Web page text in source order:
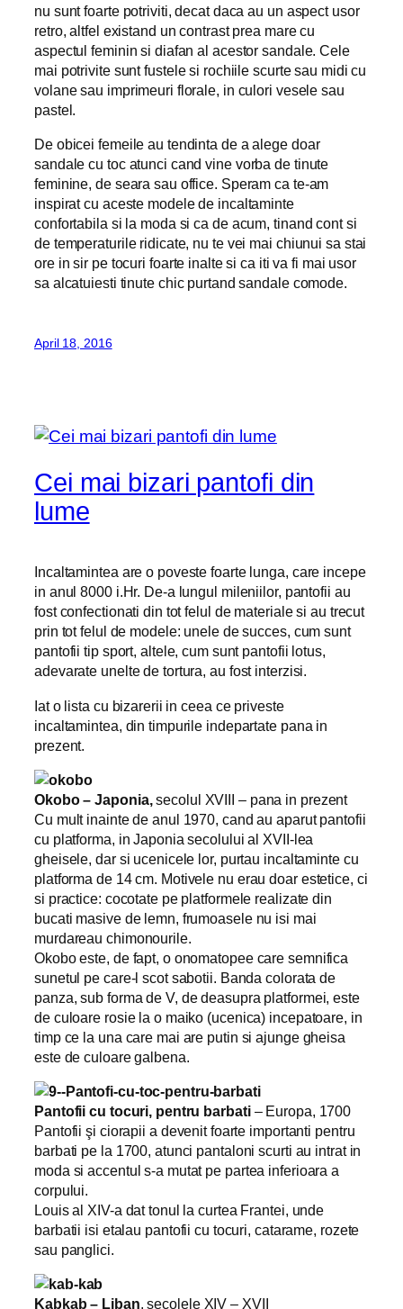
nu sunt foarte potriviti, decat daca au un aspect usor
retro, altfel existand un contrast prea mare cu
aspectul feminin si diafan al acestor sandale. Cele
mai potrivite sunt fustele si rochiile scurte sau midi cu
volane sau imprimeuri florale, in culori vesele sau
pastel.
De obicei femeile au tendinta de a alege doar
sandale cu toc atunci cand vine vorba de tinute
feminine, de seara sau office. Speram ca te-am
inspirat cu aceste modele de incaltaminte
confortabila si la moda si ca de acum, tinand cont si
de temperaturile ridicate, nu te vei mai chiunui sa stai
ore in sir pe tocuri foarte inalte si ca iti va fi mai usor
sa alcatuiesti tinute chic purtand sandale comode.
April 18, 2016
Cei mai bizari pantofi din
lume
Incaltamintea are o poveste foarte lunga, care incepe
in anul 8000 i.Hr. De-a lungul mileniilor, pantofii au
fost confectionati din tot felul de materiale si au trecut
prin tot felul de modele: unele de succes, cum sunt
pantofii tip sport, altele, cum sunt pantofii lotus,
adevarate unelte de tortura, au fost interzisi.
Iat o lista cu bizarerii in ceea ce priveste
incaltamintea, din timpurile indepartate pana in
prezent.
Okobo – Japonia,secolul XVIII – pana in prezent
Cu mult inainte de anul 1970, cand au aparut pantofii
cu platforma, in Japonia secolului al XVII-lea
gheisele, dar si ucenicele lor, purtau incaltaminte cu
platforma de 14 cm. Motivele nu erau doar estetice, ci
si practice: cocotate pe platformele realizate din
bucati masive de lemn, frumoasele nu isi mai
murdareau chimonourile.
Okobo este, de fapt, o onomatopee care semnifica
sunetul pe care-l scot sabotii. Banda colorata de
panza, sub forma de V, de deasupra platformei, este
de culoare rosie la o maiko (ucenica) incepatoare, in
timp ce la una care mai are putin si ajunge gheisa
este de culoare galbena.
Pantofii cu tocuri, pentru barbati– Europa, 1700
Pantofii şi ciorapii a devenit foarte importanti pentru
barbati pe la 1700, atunci pantaloni scurti au intrat in
moda si accentul s-a mutat pe partea inferioara a
corpului.
Louis al XIV-a dat tonul la curtea Frantei, unde
barbatii isi etalau pantofii cu tocuri, catarame, rozete
sau panglici.
Kabkab – Liban, secolele XIV – XVII